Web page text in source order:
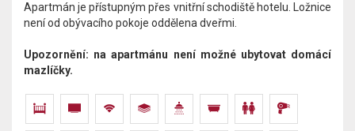
Apartmán je přístupným přes vnitřní schodiště hotelu.​ Ložnice
není od obývacího pokoje oddělena dveřmi.
Upozornění: na apartmánu není možné ubytovat domácí
mazlíčky.